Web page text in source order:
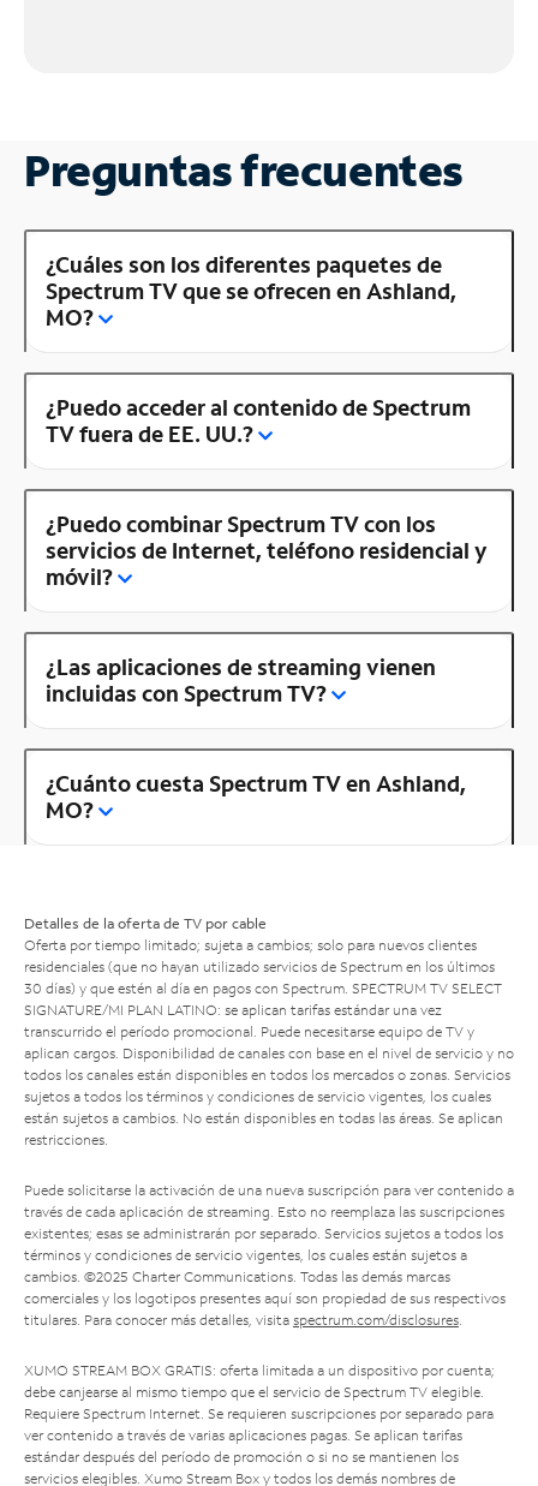
Preguntas frecuentes
¿Cuáles son los diferentes paquetes de
Spectrum TV que se ofrecen en Ashland,
MO?
¿Puedo acceder al contenido de Spectrum
TV fuera de EE. UU.?
¿Puedo combinar Spectrum TV con los
servicios de Internet, teléfono residencial y
móvil?
¿Las aplicaciones de streaming vienen
incluidas con Spectrum TV?
¿Cuánto cuesta Spectrum TV en Ashland,
MO?
Detalles de la oferta de TV por cable
Oferta por tiempo limitado; sujeta a cambios; solo para nuevos clientes
residenciales (que no hayan utilizado servicios de Spectrum en los últimos
30 días) y que estén al día en pagos con Spectrum. SPECTRUM TV SELECT
SIGNATURE/MI PLAN LATINO: se aplican tarifas estándar una vez
transcurrido el período promocional. Puede necesitarse equipo de TV y
aplican cargos. Disponibilidad de canales con base en el nivel de servicio y no
todos los canales están disponibles en todos los mercados o zonas. Servicios
sujetos a todos los términos y condiciones de servicio vigentes, los cuales
están sujetos a cambios. No están disponibles en todas las áreas. Se aplican
restricciones.
Puede solicitarse la activación de una nueva suscripción para ver contenido a
través de cada aplicación de streaming. Esto no reemplaza las suscripciones
existentes; esas se administrarán por separado. Servicios sujetos a todos los
términos y condiciones de servicio vigentes, los cuales están sujetos a
cambios. ©2025 Charter Communications. Todas las demás marcas
comerciales y los logotipos presentes aquí son propiedad de sus respectivos
titulares. Para conocer más detalles, visita spectrum.com/disclosures.
XUMO STREAM BOX GRATIS: oferta limitada a un dispositivo por cuenta;
debe canjearse al mismo tiempo que el servicio de Spectrum TV elegible.
Requiere Spectrum Internet. Se requieren suscripciones por separado para
ver contenido a través de varias aplicaciones pagas. Se aplican tarifas
estándar después del período de promoción o si no se mantienen los
servicios elegibles. Xumo Stream Box y todos los demás nombres de